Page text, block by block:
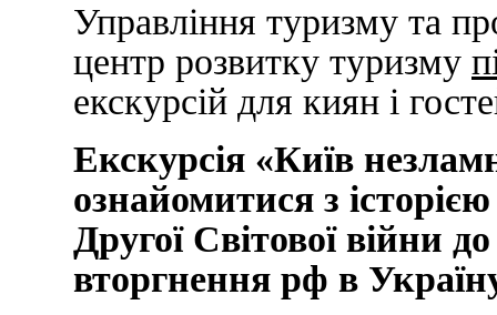
Управління туризму та
центр розвитку туризму
екскурсій для киян і
Екскурсія «Київ
ознайомитися з
Другої Світової війни
вторгнення рф в